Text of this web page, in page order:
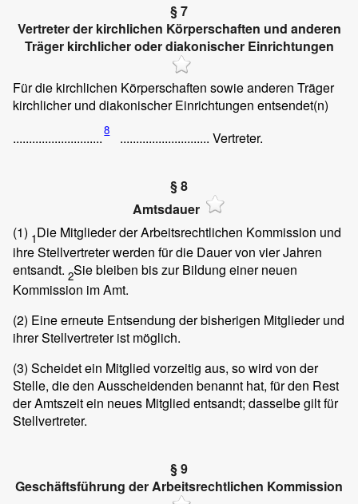
§ 7
Vertreter der kirchlichen Körperschaften und anderen
Träger kirchlicher oder diakonischer Einrichtungen
Für die kirchlichen Körperschaften sowie anderen Träger
kirchlicher und diakonischer Einrichtungen entsendet(n)
............................8 ............................ Vertreter.
§ 8
Amtsdauer
(1) 1Die Mitglieder der Arbeitsrechtlichen Kommission und
ihre Stellvertreter werden für die Dauer von vier Jahren
entsandt. 2Sie bleiben bis zur Bildung einer neuen
Kommission im Amt.
(2) Eine erneute Entsendung der bisherigen Mitglieder und
ihrer Stellvertreter ist möglich.
(3) Scheidet ein Mitglied vorzeitig aus, so wird von der
Stelle, die den Ausscheidenden benannt hat, für den Rest
der Amtszeit ein neues Mitglied entsandt; dasselbe gilt für
Stellvertreter.
§ 9
Geschäftsführung der Arbeitsrechtlichen Kommission